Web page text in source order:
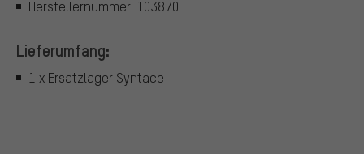
Herstellernummer: 103870
Lieferumfang:
1 x Ersatzlager Syntace